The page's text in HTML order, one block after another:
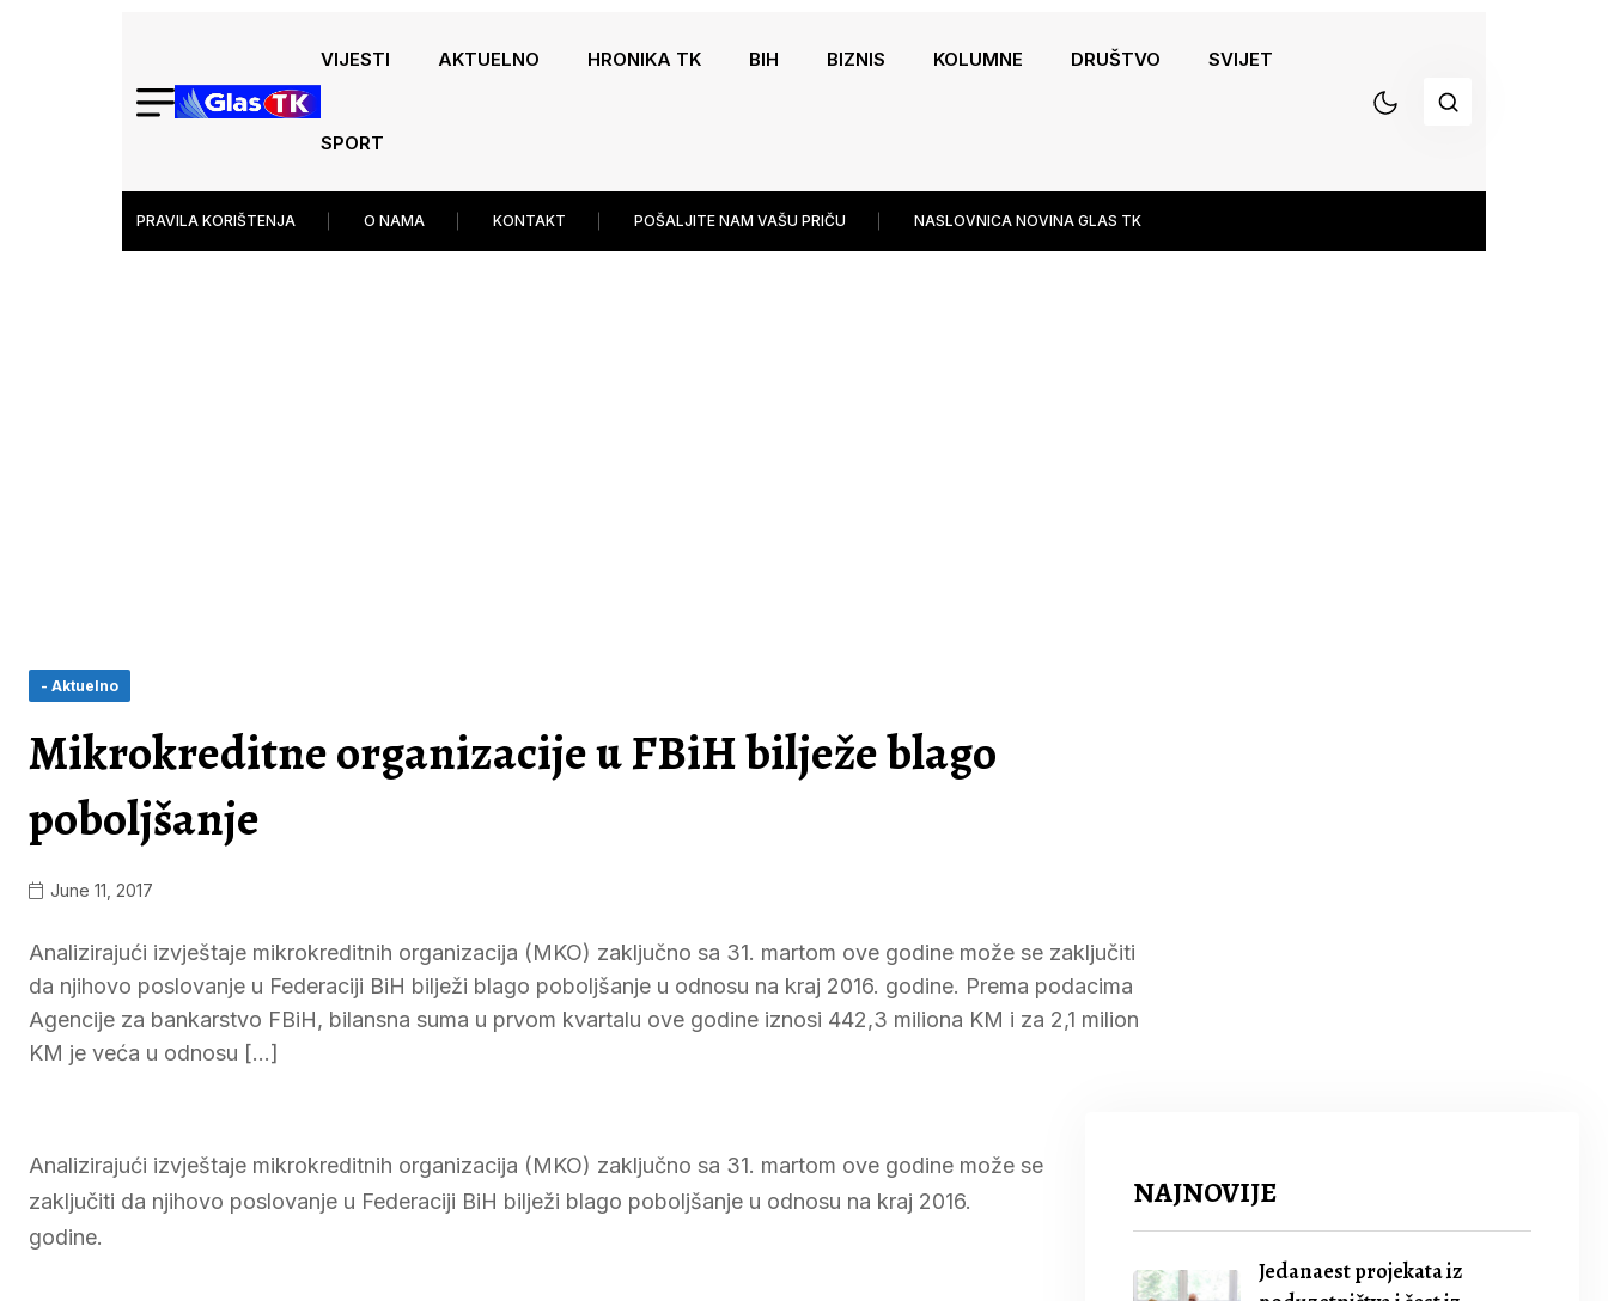
VIJESTI AKTUELNO HRONIKA TK BIH BIZNIS KOLUMNE DRUŠTVO SVIJET
SPORT
PRAVILA KORIŠTENJA O NAMA KONTAKT POŠALJITE NAM VAŠU PRIČU NASLOVNICA NOVINA GLAS TK
- Aktuelno
Mikrokreditne organizacije u FBiH bilježe blago
poboljšanje
June 11, 2017
Analizirajući izvještaje mikrokreditnih organizacija (MKO) zaključno sa 31. martom ove godine može se zaključiti
da njihovo poslovanje u Federaciji BiH bilježi blago poboljšanje u odnosu na kraj 2016. godine. Prema podacima
Agencije za bankarstvo FBiH, bilansna suma u prvom kvartalu ove godine iznosi 442,3 miliona KM i za 2,1 milion
KM je veća u odnosu […]
Analizirajući izvještaje mikrokreditnih organizacija (MKO) zaključno sa 31. martom ove godine može se
zaključiti da njihovo poslovanje u Federaciji BiH bilježi blago poboljšanje u odnosu na kraj 2016.
godine.
NAJNOVIJE
Jedanaest projekata iz